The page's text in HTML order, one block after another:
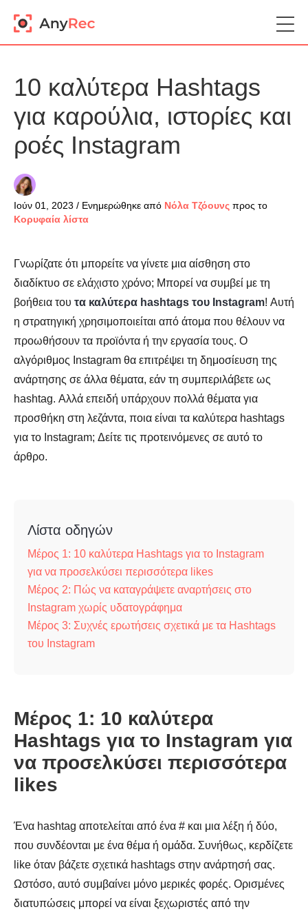
10 καλύτερα Hashtags
για καρούλια, ιστορίες και
ροές Instagram
Ιούν 01, 2023 / Ενημερώθηκε από Νόλα Τζόουνς προς το
Κορυφαία λίστα
Γνωρίζατε ότι μπορείτε να γίνετε μια αίσθηση στο
διαδίκτυο σε ελάχιστο χρόνο; Μπορεί να συμβεί με τη
βοήθεια του τα καλύτερα hashtags του Instagram! Αυτή
η στρατηγική χρησιμοποιείται από άτομα που θέλουν να
προωθήσουν τα προϊόντα ή την εργασία τους. Ο
αλγόριθμος Instagram θα επιτρέψει τη δημοσίευση της
ανάρτησης σε άλλα θέματα, εάν τη συμπεριλάβετε ως
hashtag. Αλλά επειδή υπάρχουν πολλά θέματα για
προσθήκη στη λεζάντα, ποια είναι τα καλύτερα hashtags
για το Instagram; Δείτε τις προτεινόμενες σε αυτό το
άρθρο.
Λίστα οδηγών
Μέρος 1: 10 καλύτερα Hashtags για το Instagram
για να προσελκύσει περισσότερα likes
Μέρος 2: Πώς να καταγράψετε αναρτήσεις στο
Instagram χωρίς υδατογράφημα
Μέρος 3: Συχνές ερωτήσεις σχετικά με τα Hashtags
του Instagram
Μέρος 1: 10 καλύτερα
Hashtags για το Instagram για
να προσελκύσει περισσότερα
likes
Ένα hashtag αποτελείται από ένα # και μια λέξη ή δύο,
που συνδέονται με ένα θέμα ή ομάδα. Συνήθως, κερδίζετε
like όταν βάζετε σχετικά hashtags στην ανάρτησή σας.
Ωστόσο, αυτό συμβαίνει μόνο μερικές φορές. Ορισμένες
διατυπώσεις μπορεί να είναι ξεχωριστές από την